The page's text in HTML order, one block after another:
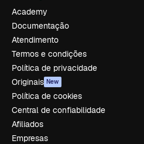
Academy
Documentação
Atendimento
Termos e condições
Política de privacidade
Originais New
Política de cookies
Central de confiabilidade
Afiliados
Empresas